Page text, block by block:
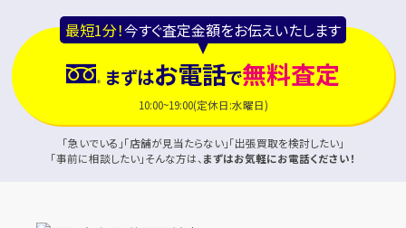
最短1分！今すぐ査定金額をお伝えいたします
まずはお電話で無料査定
10:00~19:00(定休日:水曜日)
「急いでいる」「店舗が見当たらない」「出張買取を検討したい」
「事前に相談したい」そんな方は、 まずはお気軽にお電話ください！